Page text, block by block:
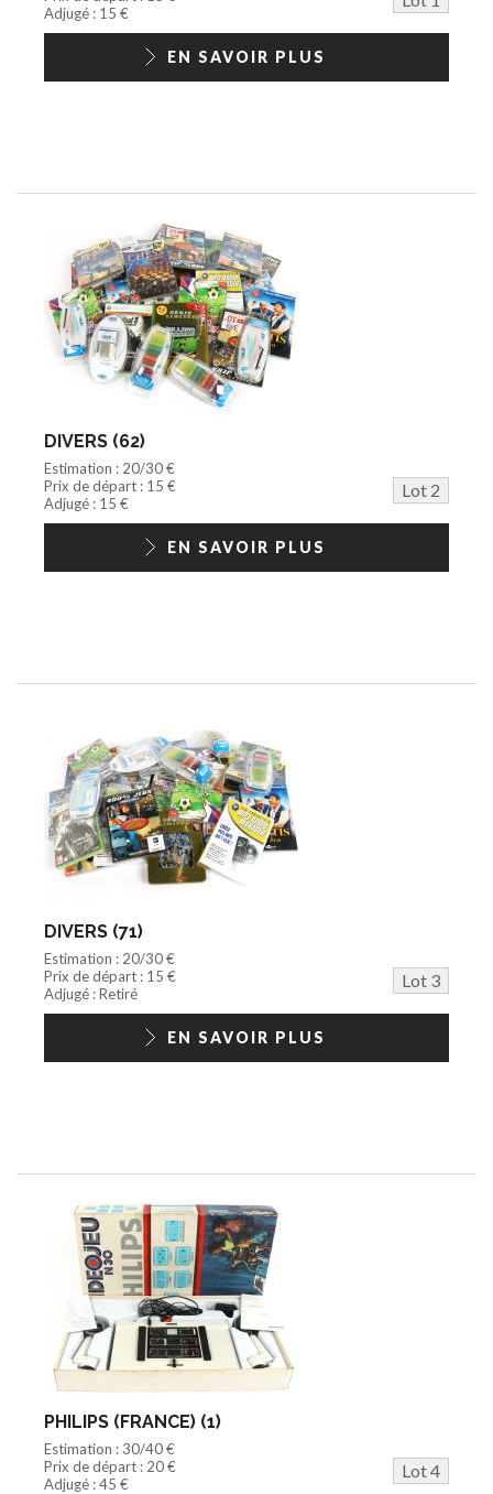
Jouets Fast Food
Trading cards
1/18ème moderne
Adjugé : 15 €
EN SAVOIR PLUS
DIVERS (62)
Estimation : 20/30 €
Prix de départ : 15 €
Lot 2
Adjugé : 15 €
EN SAVOIR PLUS
DIVERS (71)
Estimation : 20/30 €
Prix de départ : 15 €
Lot 3
Adjugé : Retiré
EN SAVOIR PLUS
PHILIPS (FRANCE) (1)
Estimation : 30/40 €
Prix de départ : 20 €
Lot 4
Adjugé : 45 €